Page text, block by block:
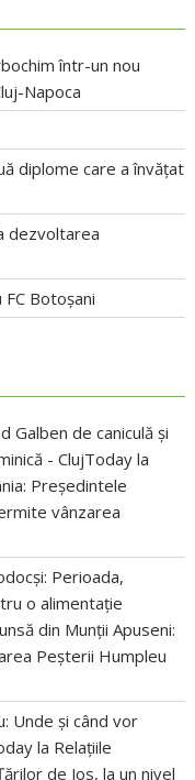
într-un nou
Napoca
diplome care a învățat
dezvoltarea
Botoșani
Galben de caniculă și
- ClujToday la
Președintele
vânzarea
Perioada,
o alimentație
din Munții Apuseni:
Peșterii Humpleu
Unde și când vor
la Relațiile
de Jos, la un nivel